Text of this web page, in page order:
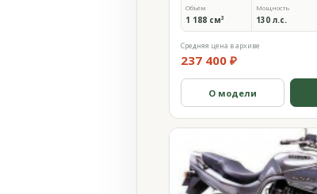
Объём
1 188 см³
Мощность
130 л.с.
Средняя цена в архиве
237 400 ₽
О модели